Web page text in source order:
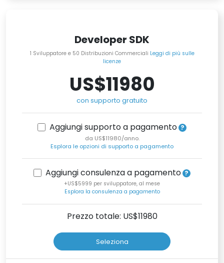
Developer SDK
1 Sviluppatore e 50 Distribuzioni Commerciali Leggi di più sulle
licenze
US$11980
con supporto gratuito
Aggiungi supporto a pagamento
da US$11980/anno.
Esplora le opzioni di supporto a pagamento
Aggiungi consulenza a pagamento
+US$5999 per sviluppatore, al mese
Esplora la consulenza a pagamento
Prezzo totale: US$11980
Seleziona